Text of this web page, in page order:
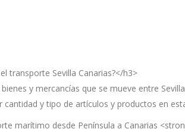
transporte Sevilla Canarias?</h3>
y mercancías que se mueve entre
cantidad y tipo de artículos y productos en
marítimo desde Península a Canarias